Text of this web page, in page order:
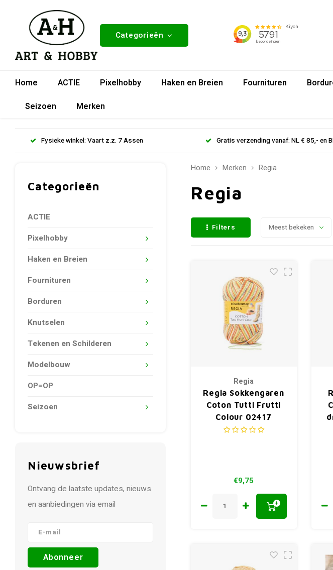
Categorieën
Home ACTIE Pixelhobby Haken en Breien Fournituren
Seizoen
Merken
Fysieke winkel: Vaart z.z. 7 Assen Gratis verzending vanaf: NL € 85,- en
Categorieën
ACTIE
Pixelhobby
Haken en Breien
Fournituren
Borduren
Knutselen
Tekenen en Schilderen
Modelbouw
OP=OP
Seizoen
Nieuwsbrief
Ontvang de laatste updates, nieuws
en aanbiedingen via email
Abonneer
Home Merken Regia
Regia
Filters Meest bekeken
Regia
Regia Sokkengaren
Coton Tutti Frutti
Colour 02417
€9,75
+